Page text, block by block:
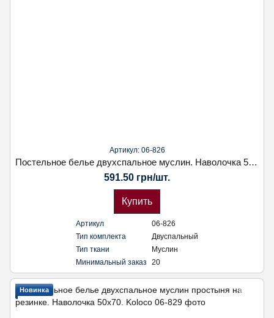
Артикул: 06-826
Постельное белье двухспальное муслин. Наволочка 50х70. Koloco
591.50 грн/шт.
Купить
Артикул
06-826
Тип комплекта
Двуспальный
Тип ткани
Муслин
Минимальный заказ
20
Новинка